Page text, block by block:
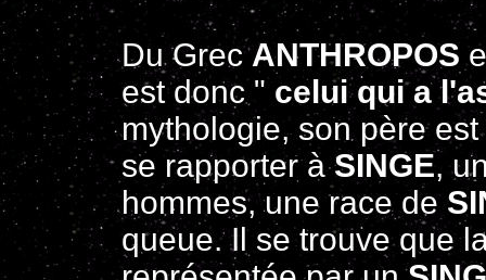
Du GrecANTHROPOS
est donc "celui qui a
mythologie, son père est
se rapporter àSINGE,
hommes, une race de
queue. Il se trouve que